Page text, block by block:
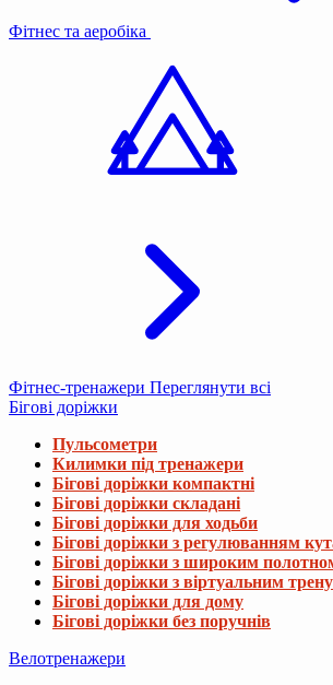
Фітнес та аеробіка
Фітнес-тренажери Переглянути всі
Бігові доріжки
Пульсометри
Килимки під тренажери
Бігові доріжки компактні
Бігові доріжки складані
Бігові доріжки для ходьби
Бігові доріжки з регулюванням
Бігові доріжки з широким
Бігові доріжки з віртуальним
Бігові доріжки для дому
Бігові доріжки без поручнів
Велотренажери